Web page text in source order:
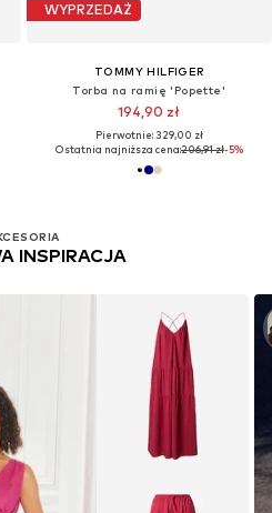
WYPRZEDAŻ
TOMMY HILFIGER
Torba na ramię 'Popette'
194,90 zł
Pierwotnie: 329,00 zł
Ostatnia najniższa cena:206,91 zł-5%
INSPIRACJA